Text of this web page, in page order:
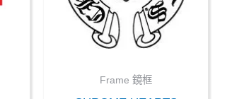
Frame 鏡框